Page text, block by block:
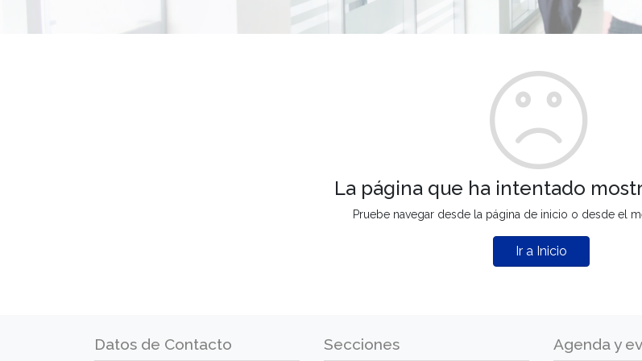
La página que ha intentado
Pruebe navegar desde la página de inicio o desde el
Ir a Inicio
Datos de Contacto Secciones Agenda y